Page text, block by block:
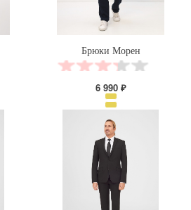
Брюки Морен
6 990 ₽